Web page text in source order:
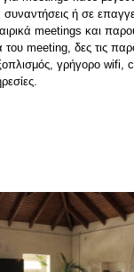
ή σε
meetings και
του meeting, δες τις
γρήγορο wifi,